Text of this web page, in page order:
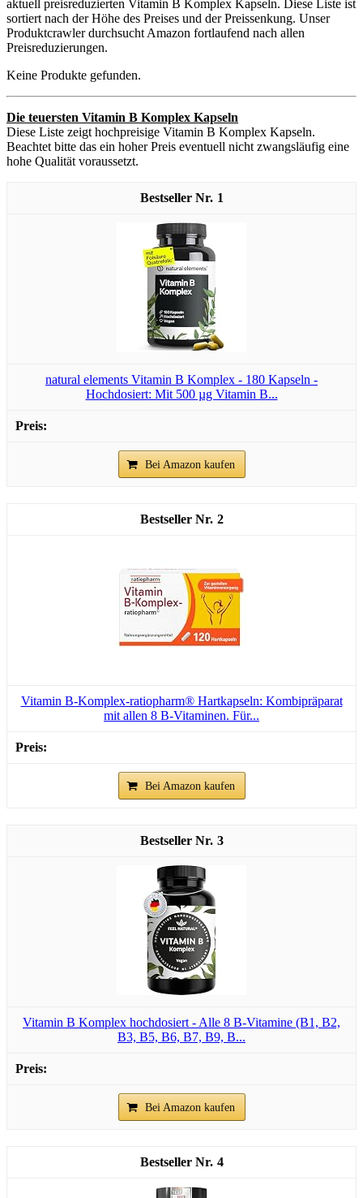
aktuell preisreduzierten Vitamin B Komplex Kapseln. Diese Liste ist
sortiert nach der Höhe des Preises und der Preissenkung. Unser
Produktcrawler durchsucht Amazon fortlaufend nach allen
Preisreduzierungen.
Keine Produkte gefunden.
Die teuersten Vitamin B Komplex Kapseln
Diese Liste zeigt hochpreisige Vitamin B Komplex Kapseln.
Beachtet bitte das ein hoher Preis eventuell nicht zwangsläufig eine
hohe Qualität voraussetzt.
1
natural elements Vitamin B Komplex - 180 Kapseln -
Hochdosiert: Mit 500 µg Vitamin B...
Bei Amazon kaufen
2
Vitamin B-Komplex-ratiopharm® Hartkapseln: Kombipräparat
mit allen 8 B-Vitaminen. Für...
Bei Amazon kaufen
3
Vitamin B Komplex hochdosiert - Alle 8 B-Vitamine (B1, B2,
B3, B5, B6, B7, B9, B...
Bei Amazon kaufen
4